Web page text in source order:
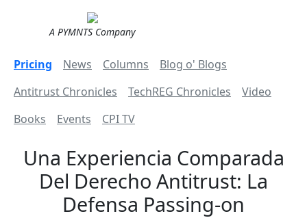
A PYMNTS Company
Pricing News Columns
Blog o' Blogs
Antitrust Chronicles
TechREG Chronicles
Video
Books
Events CPI TV
Una Experiencia Comparada
Del Derecho Antitrust: La
Defensa Passing-on